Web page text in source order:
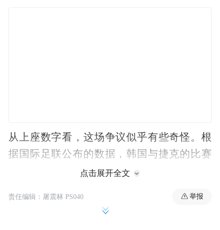
从上座数字看，这场争议似乎有些奇怪。根
据国际足联公布的数据，韩国与捷克的比赛
观众人数达到44985人，而比赛地瓜达拉哈拉
际足联给出的上座数已经无限接近满座。
点击展开全文
责任编辑：屠震林 PS040 举报